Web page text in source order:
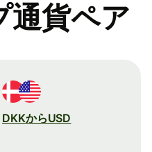
通貨ペア
DKKからUSD